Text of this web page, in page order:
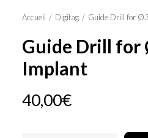
Accueil Digitag Guide Drill for
Guide Drill for
Implant
40,00€